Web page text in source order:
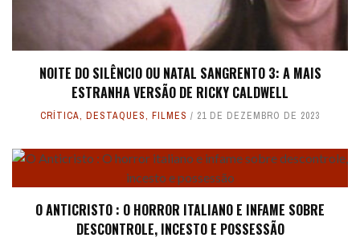
NOITE DO SILÊNCIO OU NATAL SANGRENTO 3: A MAIS
ESTRANHA VERSÃO DE RICKY CALDWELL
CRÍTICA, DESTAQUES, FILMES 21 DE DEZEMBRO DE 2023
O ANTICRISTO : O HORROR ITALIANO E INFAME SOBRE
DESCONTROLE, INCESTO E POSSESSÃO